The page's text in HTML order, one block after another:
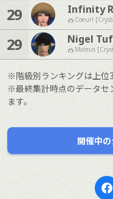
29 Infinity
Coeurl
29 Nigel
Mateus
※階級別ランキングは上位
※最終集計時点のデータセ
ます。
開催中